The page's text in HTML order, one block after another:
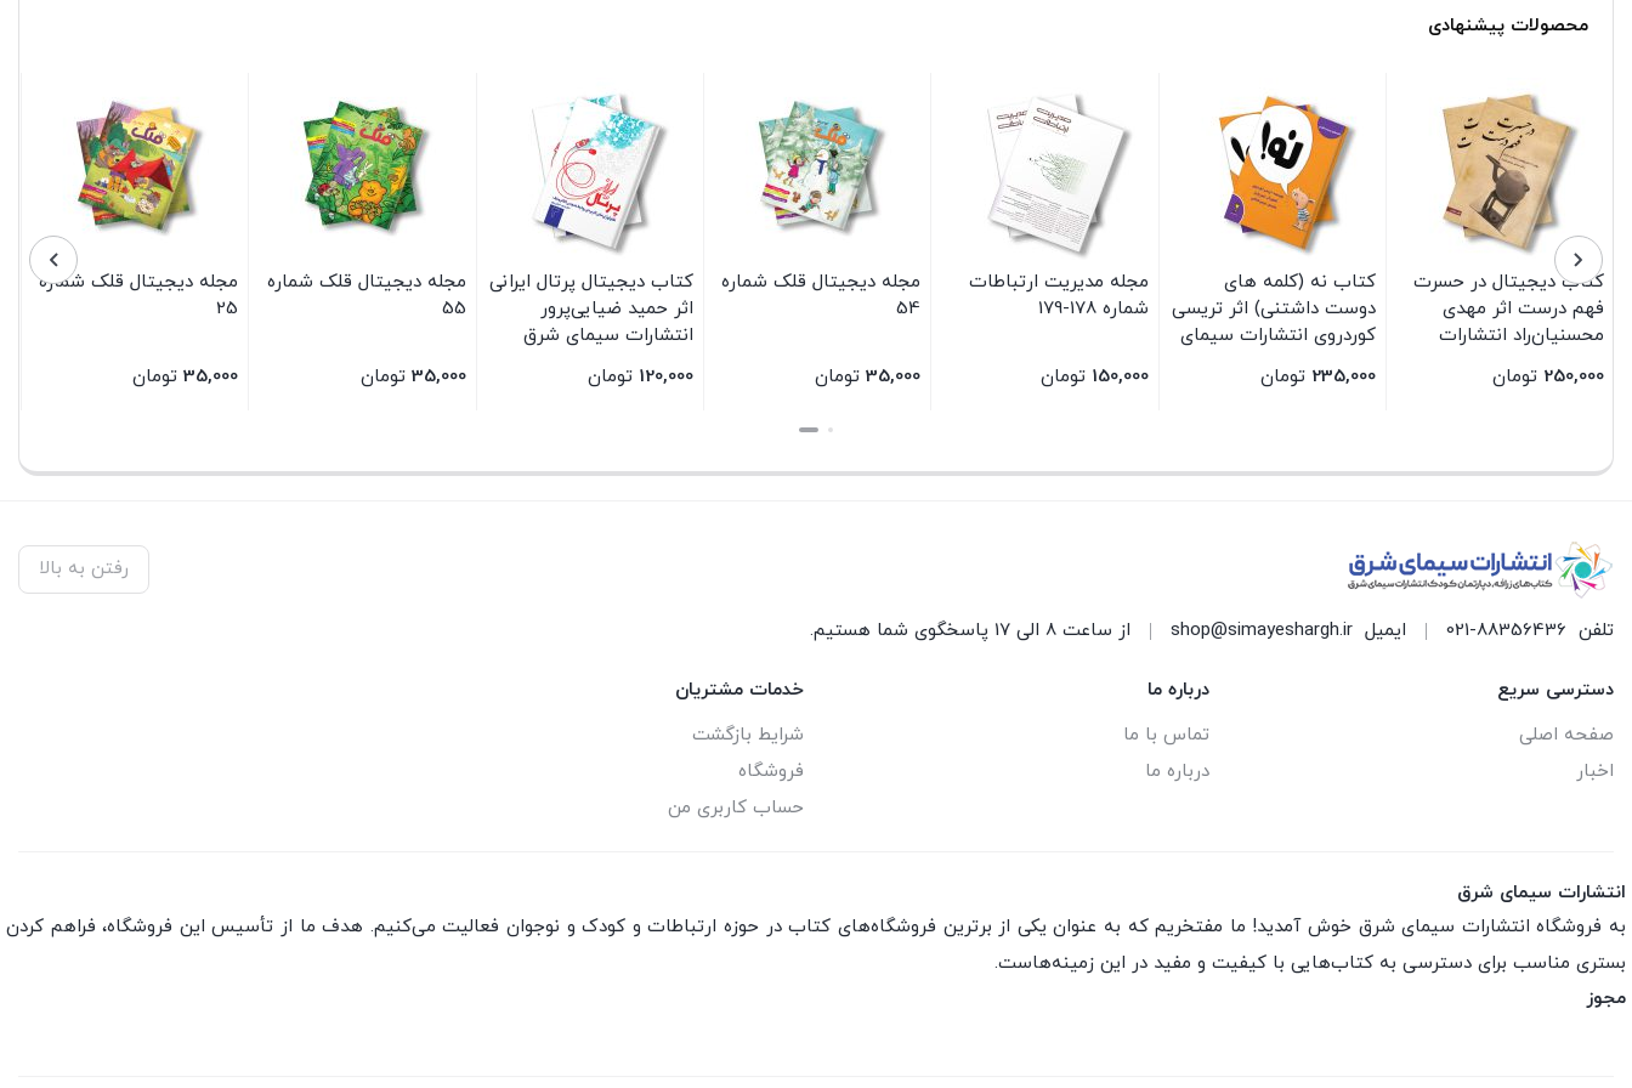
محصولات پیشنهادی
کتاب دیجیتال در حسرت
فهم درست اثر مهدی
محسنیان‌راد انتشارات
250,000 تومان
کتاب نه (کلمه های
دوست داشتنی) اثر تریسی
کوردروی انتشارات سیمای
235,000 تومان
مجله مدیریت ارتباطات
شماره 178-179
150,000 تومان
مجله دیجیتال قلک شماره
54
35,000 تومان
کتاب دیجیتال پرتال ایرانی
اثر حمید ضیایی‌پرور
انتشارات سیمای شرق
120,000 تومان
مجله دیجیتال قلک شماره
55
35,000 تومان
مجله دیجیتال قلک شماره
25
35,000 تومان
رفتن به بالا
تلفن 021-88356436 ایمیل shop@simayeshargh.ir از ساعت 8 الی 17 پاسخگوی شما هستیم.
دسترسی سریع
صفحه اصلی
اخبار
درباره ما
تماس با ما
درباره ما
خدمات مشتریان
شرایط بازگشت
فروشگاه
حساب کاربری من
انتشارات سیمای شرق
به فروشگاه انتشارات سیمای شرق خوش آمدید! ما مفتخریم که به عنوان یکی از برترین فروشگاه‌های کتاب در حوزه ارتباطات و کودک و نوجوان فعالیت می‌کنیم. هدف ما از تأسیس این فروشگاه، فراهم کردن
بستری مناسب برای دسترسی به کتاب‌هایی با کیفیت و مفید در این زمینه‌هاست.
مجوز